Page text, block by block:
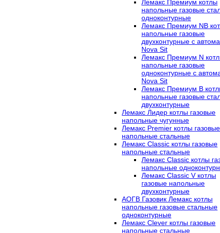
Лемакс Премиум котлы
напольные газовые
одноконтурные
Лемакс Премиум NB
напольные газовые
двухконтурные c
Nova Sit
Лемакс Премиум N
напольные газовые
одноконтурные c
Nova Sit
Лемакс Премиум B
напольные газовые
двухконтурные
Лемакс Лидер котлы газовые
напольные чугунные
Лемакс Premier котлы газовые
напольные стальные
Лемакс Classic котлы газовые
напольные стальные
Лемакс Classic котлы
напольные
Лемакс Classic V котлы
газовые напольные
двухконтурные
АОГВ Газовик Лемакс котлы
напольные газовые стальные
одноконтурные
Лемакс Clever котлы газовые
напольные стальные